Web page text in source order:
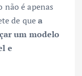
não é apenas
de quea
um modelo
e